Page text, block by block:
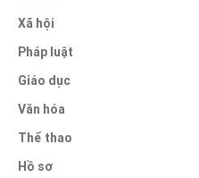
Xã hội
Pháp luật
Giáo dục
Văn hóa
Thể thao
Hồ sơ